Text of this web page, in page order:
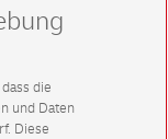
die
und Daten
Diese